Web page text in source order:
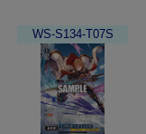
WS-S134-T07S